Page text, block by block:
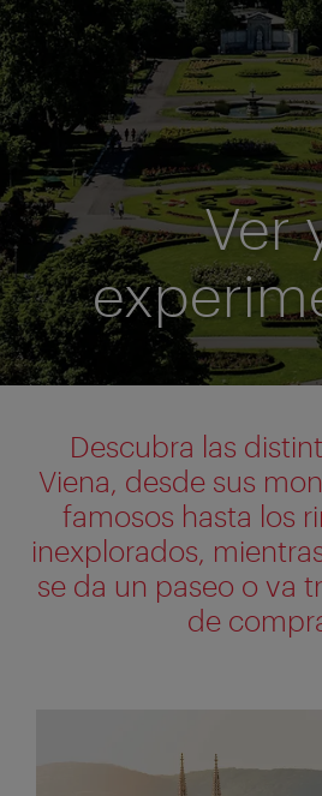
Ver
Descubra las
Viena, desde sus
famosos hasta los
inexplorados,
se da un paseo o va
de